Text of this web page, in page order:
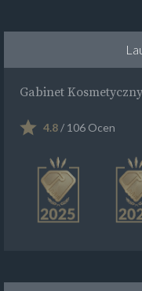
Gabinet
4.8/ 106 Ocen